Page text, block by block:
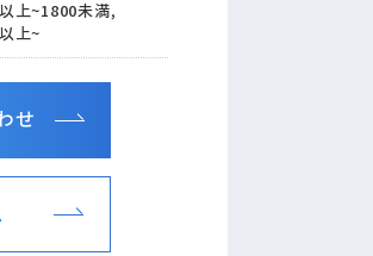
上~1800未満,
上~
せ